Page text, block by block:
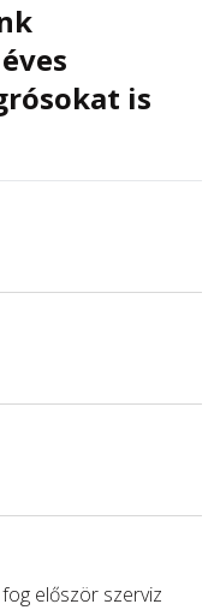
is
először szerviz